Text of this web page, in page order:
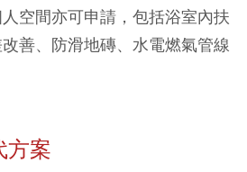
空間亦可申請，包括浴室內扶
善、防滑地磚、水電燃氣管線
方案